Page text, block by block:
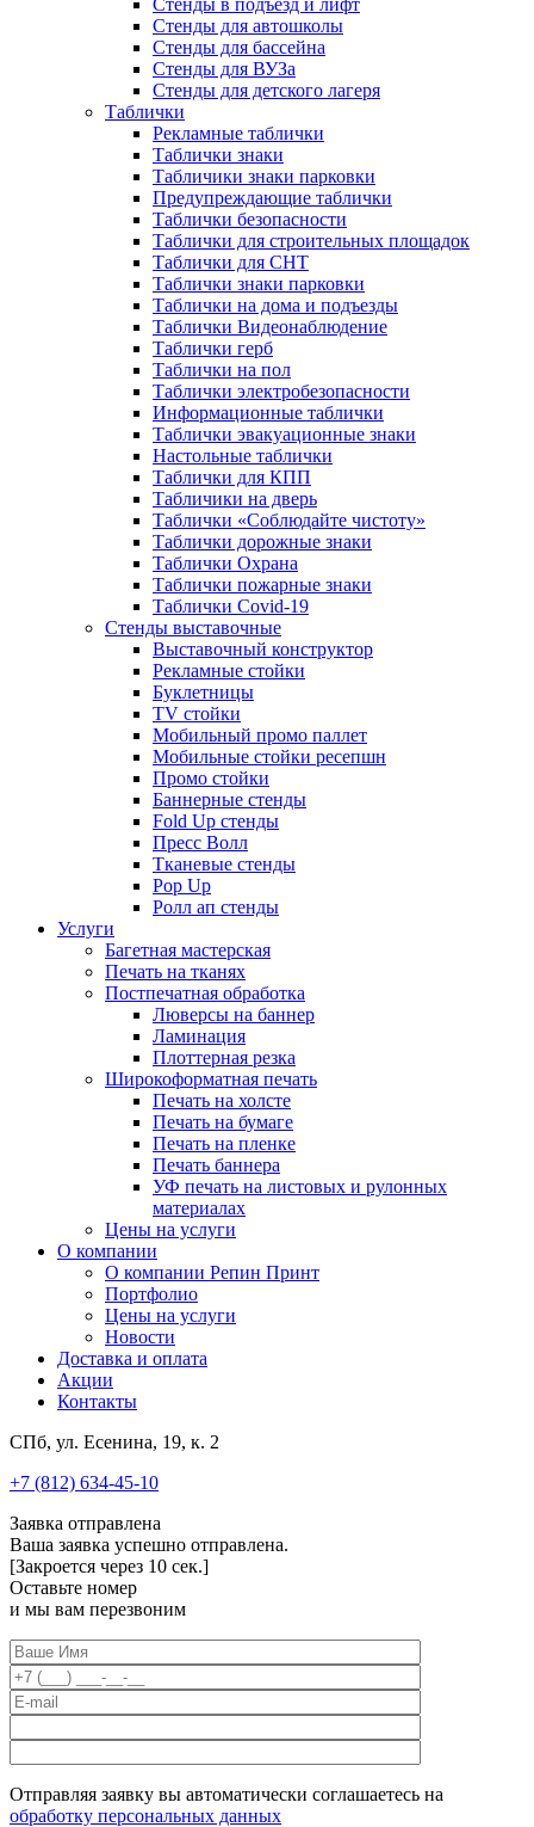
Стенды для автошколы
Стенды для бассейна
Стенды для ВУЗа
Стенды для детского лагеря
Таблички
Рекламные таблички
Таблички знаки
Табличики знаки парковки
Предупреждающие таблички
Таблички безопасности
Таблички для строительных площадок
Таблички для СНТ
Таблички знаки парковки
Таблички на дома и подъезды
Таблички Видеонаблюдение
Таблички герб
Таблички на пол
Таблички электробезопасности
Информационные таблички
Таблички эвакуационные знаки
Настольные таблички
Таблички для КПП
Табличики на дверь
Таблички «Соблюдайте чистоту»
Таблички дорожные знаки
Таблички Охрана
Таблички пожарные знаки
Таблички Covid-19
Стенды выставочные
Выставочный конструктор
Рекламные стойки
Буклетницы
TV стойки
Мобильный промо паллет
Мобильные стойки ресепшн
Промо стойки
Баннерные стенды
Fold Up стенды
Пресс Волл
Тканевые стенды
Pop Up
Ролл ап стенды
Услуги
Багетная мастерская
Печать на тканях
Постпечатная обработка
Люверсы на баннер
Ламинация
Плоттерная резка
Широкоформатная печать
Печать на холсте
Печать на бумаге
Печать на пленке
Печать баннера
УФ печать на листовых и рулонных
материалах
Цены на услуги
О компании
О компании Репин Принт
Портфолио
Цены на услуги
Новости
Доставка и оплата
Акции
Контакты
СПб, ул. Есенина, 19, к. 2
+7 (812) 634-45-10
Заявка отправлена
Ваша заявка успешно отправлена.
[Закроется через 10 сек.]
Оставьте номер
и мы вам перезвоним
Отправляя заявку вы автоматически соглашаетесь на
обработку персональных данных